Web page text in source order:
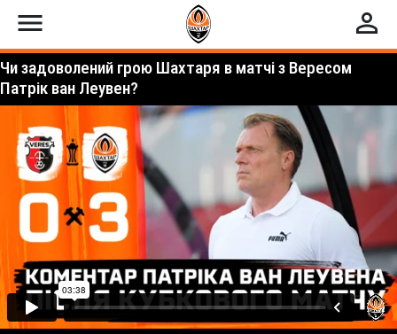
menu perm_identity
Чи задоволений грою Шахтаря в матчі з Вересом
Патрік ван Леувен?